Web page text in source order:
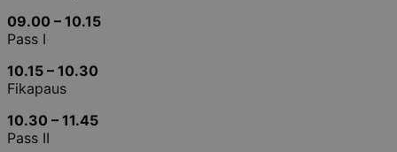
09.00 – 10.15
Pass I
10.15 – 10.30
Fikapaus
10.30 – 11.45
Pass II